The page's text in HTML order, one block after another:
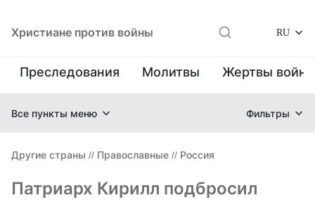
Христиане против войны RU
Преследования Молитвы Жертвы
Все пункты меню Фильтры
Другие страны // Православные // Россия
Патриарх Кирилл подбросил